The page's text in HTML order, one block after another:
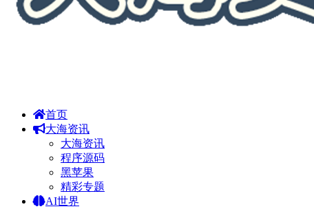
首页
大海资讯
大海资讯
程序源码
黑苹果
精彩专题
AI世界